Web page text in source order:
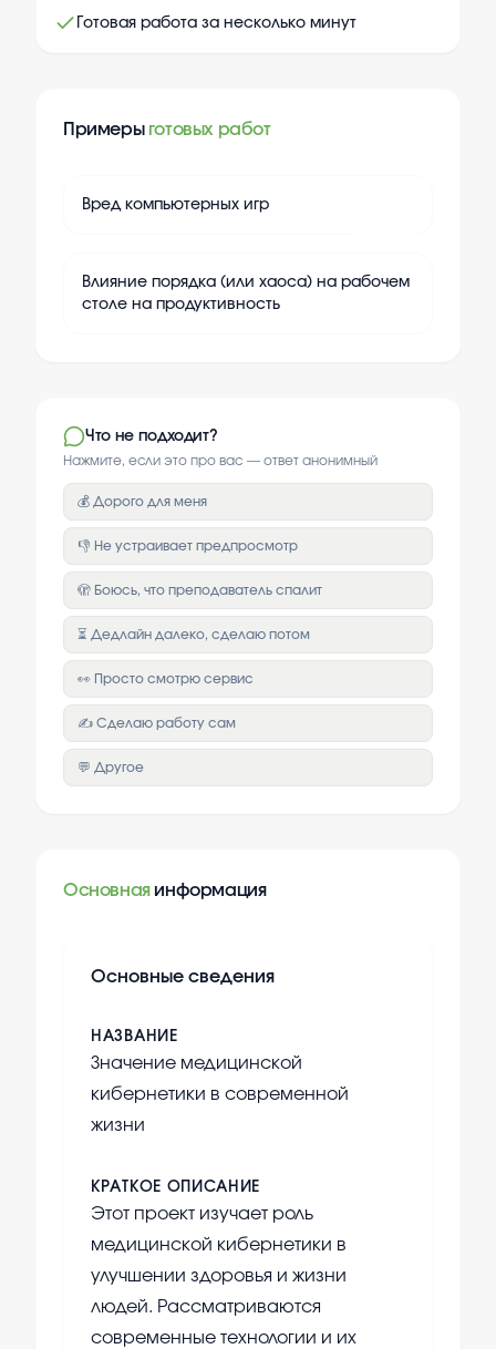
Готовая работа за несколько минут
Примеры готовых работ
Вред компьютерных игр
Влияние порядка (или хаоса) на рабочем
столе на продуктивность
Что не подходит?
Нажмите, если это про вас — ответ анонимный
💰 Дорого для меня
👎 Не устраивает предпросмотр
🫣 Боюсь, что преподаватель спалит
⏳ Дедлайн далеко, сделаю потом
👀 Просто смотрю сервис
✍️ Сделаю работу сам
💬 Другое
Основная информация
Основные сведения
НАЗВАНИЕ
Значение медицинской
кибернетики в современной
жизни
КРАТКОЕ ОПИСАНИЕ
Этот проект изучает роль
медицинской кибернетики в
улучшении здоровья и жизни
людей. Рассматриваются
современные технологии и их